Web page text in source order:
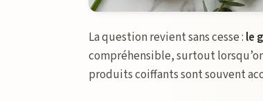
La question revient sans cesse : le
compréhensible, surtout
produits coiffants sont souvent